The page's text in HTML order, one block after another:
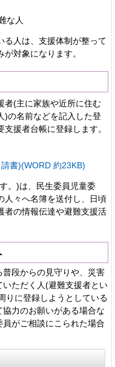
な人
る人は、支援体制が整って
対象になります。
者(主に家族や近所に住む
)の名前などを記入した登
援者台帳に登録します。
書)(WORD 約23KB)
。)は、民生委員児童委
人々へ名簿を送付し、日頃
者の情報伝達や避難支援活
段からの見守りや、災害
ただく人(避難支援者とい
りに登録しようとしている
力のお願いがある場合な
がご相談にこられた場合